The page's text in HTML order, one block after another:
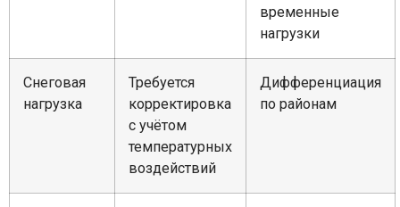
временные
нагрузки
Снеговая
нагрузка
Требуется
корректировка
с учётом
температурных
воздействий
Дифференциация
по районам